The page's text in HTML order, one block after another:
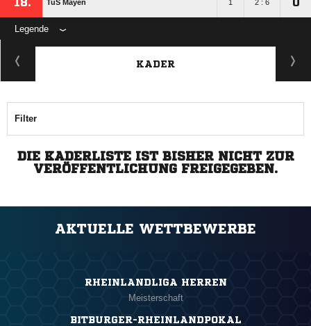
18. TuS Mayen 1 2 : 6 0
Legende
KADER
Filter
DIE KADERLISTE IST BISHER NICHT ZUR
VERÖFFENTLICHUNG FREIGEGEBEN.
AKTUELLE WETTBEWERBE
RHEINLANDLIGA HERREN
Meisterschaft
BITBURGER-RHEINLANDPOKAL